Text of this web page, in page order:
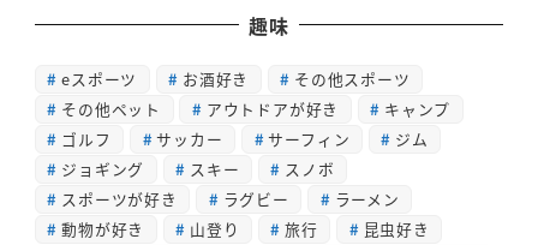
趣味
eスポーツ お酒好き
その他スポーツ
その他ペット
アウトドアが好き
キャンプ
ゴルフ
サッカー サーフィン
ジム
ジョギング
スキー
スノボ
スポーツが好き
ラグビー
ラーメン
動物が好き
山登り 旅行
昆虫好き